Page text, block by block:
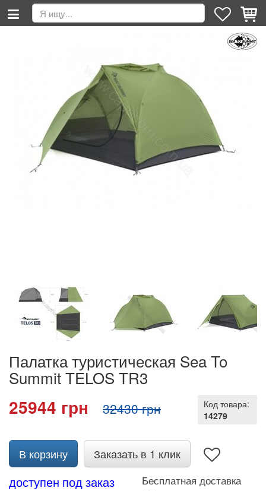
Палатка туристическая Sea To
Summit TELOS TR3
Код товара:
14279
25944 грн 32430 грн
В корзину Заказать в 1 клик
доступен под заказ Бесплатная доставка